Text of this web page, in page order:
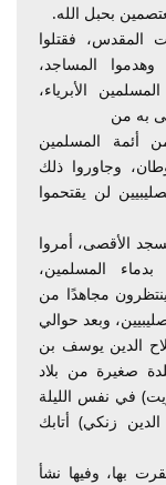
بحبل الله.
بيت المقدس، فقتلوا
وهدموا المساجد،
الأبرياء،
به من
أئمة المسلمين
وجاوروا ذلك
لن يقتحموا
الأقصى، أمروا
المسلمين،
مجاهدًا من
وبعد حوالي
سنة 532هـ ولد صلاح الدين يوسف بن
صغيرة من بلاد
في نفس الليلة
زنكي) أتابك
بها، وفيها نشأ